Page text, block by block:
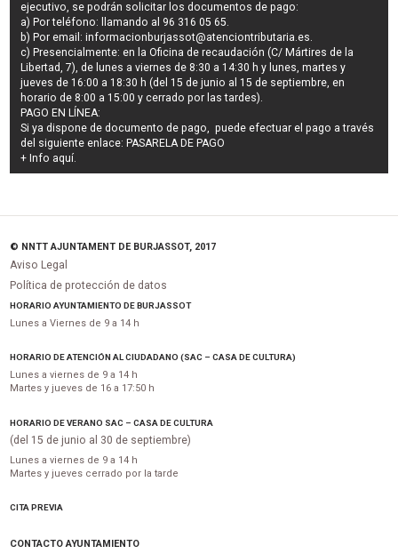
ejecutivo, se podrán solicitar los documentos de pago:
a) Por teléfono: llamando al 96 316 05 65.
b) Por email:informacionburjassot@atenciontributaria.es.
c) Presencialmente: en la Oficina de recaudación (C/ Mártires de la
Libertad, 7), de lunes a viernes de 8:30 a 14:30 h y lunes, martes y
jueves de 16:00 a 18:30 h (del 15 de junio al 15 de septiembre, en
horario de 8:00 a 15:00 y cerrado por las tardes).
PAGO EN LÍNEA:
Si ya dispone de documento de pago, puede efectuar el pago a través
del siguiente enlace: PASARELA DE PAGO
+ Info aquí.
© NNTT AJUNTAMENT DE BURJASSOT, 2017
Aviso Legal
Política de protección de datos
HORARIO AYUNTAMIENTO DE BURJASSOT
Lunes a Viernes de 9 a 14 h
HORARIO DE ATENCIÓN AL CIUDADANO (SAC – CASA DE CULTURA)
Lunes a viernes de 9 a 14 h
Martes y jueves de 16 a 17:50 h
HORARIO DE VERANO SAC – CASA DE CULTURA
(del 15 de junio al 30 de septiembre)
Lunes a viernes de 9 a 14 h
Martes y jueves cerrado por la tarde
CITA PREVIA
CONTACTO AYUNTAMIENTO